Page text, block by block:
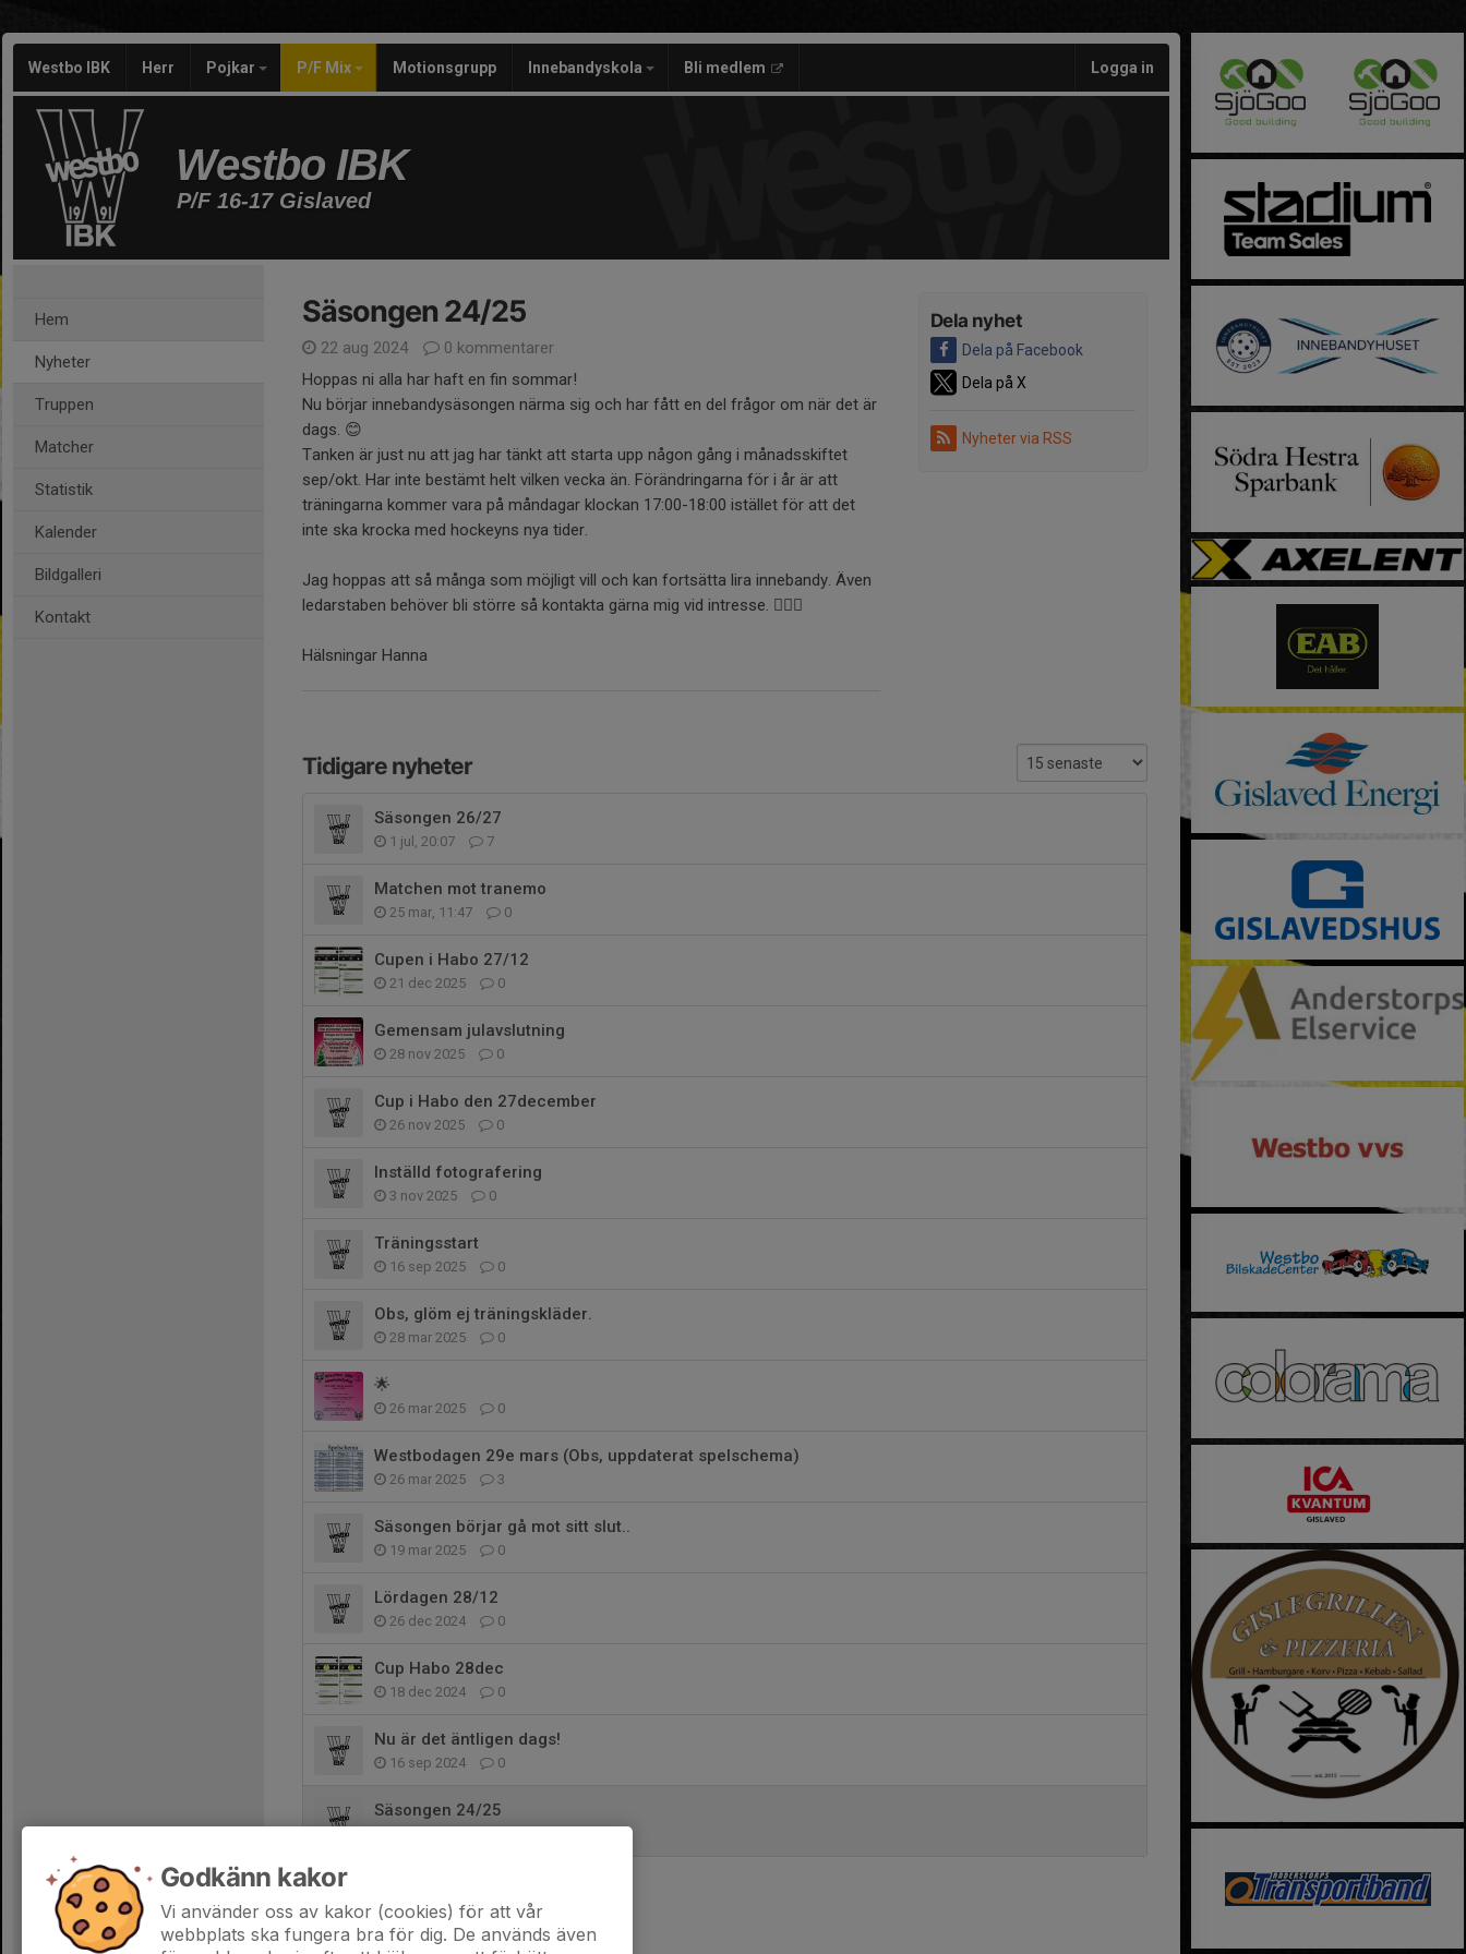
Westbo IBK Herr Pojkar P/F Mix Motionsgrupp Innebandyskola Bli medlem Logga in
Westbo IBK
P/F 16-17 Gislaved
Hem
Nyheter
Truppen
Matcher
Statistik
Kalender
Bildgalleri
Kontakt
Dela nyhet
Dela på Facebook
Dela på X
Nyheter via RSS
Säsongen 24/25
22 aug 2024
0 kommentarer
Hoppas ni alla har haft en fin sommar!
Nu börjar innebandysäsongen närma sig och har fått en del frågor om när det är
dags. 😊
Tanken är just nu att jag har tänkt att starta upp någon gång i månadsskiftet
sep/okt. Har inte bestämt helt vilken vecka än. Förändringarna för i år är att
träningarna kommer vara på måndagar klockan 17:00-18:00 istället för att det
inte ska krocka med hockeyns nya tider.
Jag hoppas att så många som möjligt vill och kan fortsätta lira innebandy. Även
ledarstaben behöver bli större så kontakta gärna mig vid intresse. 🤸🏼‍♀️
Hälsningar Hanna
Tidigare nyheter
Säsongen 26/27
1 jul, 20:07 7
Matchen mot tranemo
25 mar, 11:47 0
Cupen i Habo 27/12
21 dec 2025 0
Gemensam julavslutning
28 nov 2025 0
Cup i Habo den 27december
26 nov 2025 0
Inställd fotografering
3 nov 2025 0
Träningsstart
16 sep 2025 0
Obs, glöm ej träningskläder.
28 mar 2025 0
🌟
26 mar 2025 0
Westbodagen 29e mars (Obs, uppdaterat spelschema)
26 mar 2025 3
Säsongen börjar gå mot sitt slut..
19 mar 2025 0
Lördagen 28/12
26 dec 2024 0
Cup Habo 28dec
18 dec 2024 0
Nu är det äntligen dags!
16 sep 2024 0
Säsongen 24/25
Godkänn kakor
Vi använder oss av kakor (cookies) för att vår
webbplats ska fungera bra för dig. De används även